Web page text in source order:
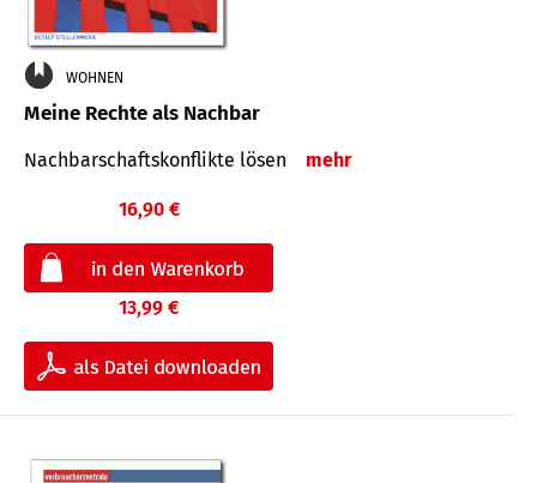
WOHNEN
Meine Rechte als Nachbar
Nach­bar­schafts­konflikte lösen mehr
16,90 €
13,99 €